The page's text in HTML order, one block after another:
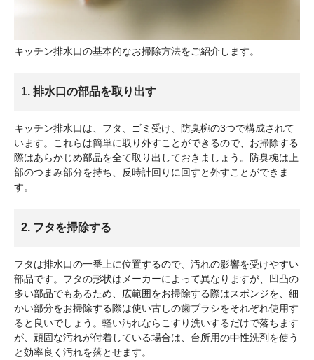
キッチン排水口の基本的なお掃除方法をご紹介します。
1. 排水口の部品を取り出す
キッチン排水口は、フタ、ゴミ受け、防臭椀の3つで構成されて
います。これらは簡単に取り外すことができるので、お掃除する
際はあらかじめ部品を全て取り出しておきましょう。防臭椀は上
部のつまみ部分を持ち、反時計回りに回すと外すことができま
す。
2. フタを掃除する
フタは排水口の一番上に位置するので、汚れの影響を受けやすい
部品です。フタの形状はメーカーによって異なりますが、凹凸の
多い部品でもあるため、広範囲をお掃除する際はスポンジを、細
かい部分をお掃除する際は使い古しの歯ブラシをそれぞれ使用す
ると良いでしょう。軽い汚れならこすり洗いするだけで落ちます
が、頑固な汚れが付着している場合は、台所用の中性洗剤を使う
と効率良く汚れを落とせます。